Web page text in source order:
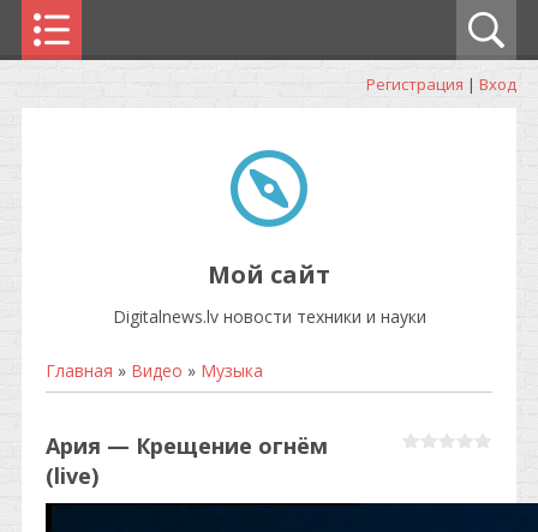
Регистрация | Вход
Мой сайт
Digitalnews.lv новости техники и науки
Главная » Видео » Музыка
Ария — Крещение огнём
(live)